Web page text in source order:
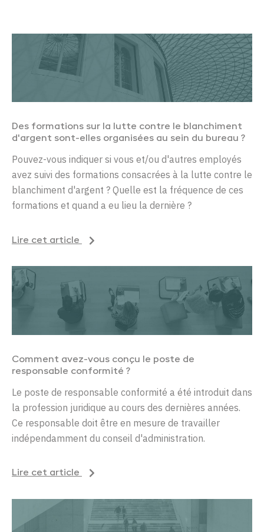
Des formations sur la lutte contre le blanchiment
d'argent sont-elles organisées au sein du bureau ?
Pouvez-vous indiquer si vous et/ou d'autres employés
avez suivi des formations consacrées à la lutte contre le
blanchiment d'argent ? Quelle est la fréquence de ces
formations et quand a eu lieu la dernière ?
Lire cet article
Comment avez-vous conçu le poste de
responsable conformité ?
Le poste de responsable conformité a été introduit dans
la profession juridique au cours des dernières années.
Ce responsable doit être en mesure de travailler
indépendamment du conseil d'administration.
Lire cet article